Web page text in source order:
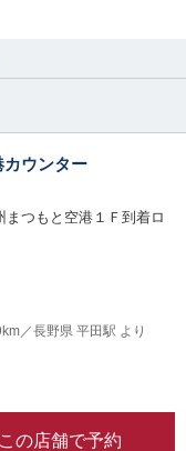
ウンター
つもと空港１Ｆ到着ロ
／長野県 平田駅 より
この店舗で予約